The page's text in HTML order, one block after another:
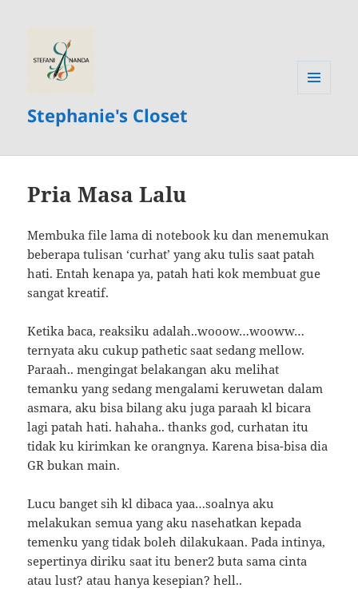
Stephanie's Closet
Pria Masa Lalu
Membuka file lama di notebook ku dan menemukan
beberapa tulisan ‘curhat’ yang aku tulis saat patah
hati. Entah kenapa ya, patah hati kok membuat gue
sangat kreatif.
Ketika baca, reaksiku adalah..wooow…wooww…
ternyata aku cukup pathetic saat sedang mellow.
Paraah.. mengingat belakangan aku melihat
temanku yang sedang mengalami keruwetan dalam
asmara, aku bisa bilang aku juga paraah kl bicara
lagi patah hati. hahaha.. thanks god, curhatan itu
tidak ku kirimkan ke orangnya. Karena bisa-bisa dia
GR bukan main.
Lucu banget sih kl dibaca yaa…soalnya aku
melakukan semua yang aku nasehatkan kepada
temenku yang tidak boleh dilakukaan. Pada intinya,
sepertinya diriku saat itu bener2 buta sama cinta
atau lust? atau hanya kesepian? hell..